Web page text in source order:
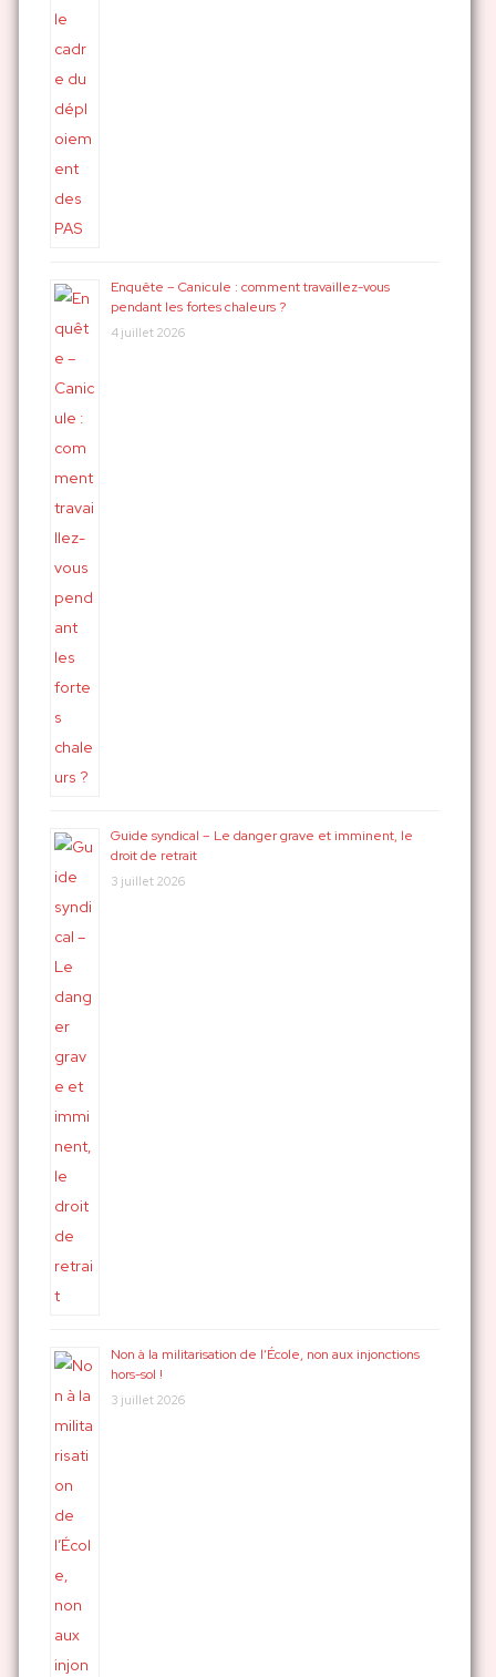
Enquête – Canicule : comment travaillez-vous
pendant les fortes chaleurs ?
4 juillet 2026
Guide syndical – Le danger grave et imminent, le
droit de retrait
3 juillet 2026
Non à la militarisation de l’École, non aux injonctions
hors-sol !
3 juillet 2026